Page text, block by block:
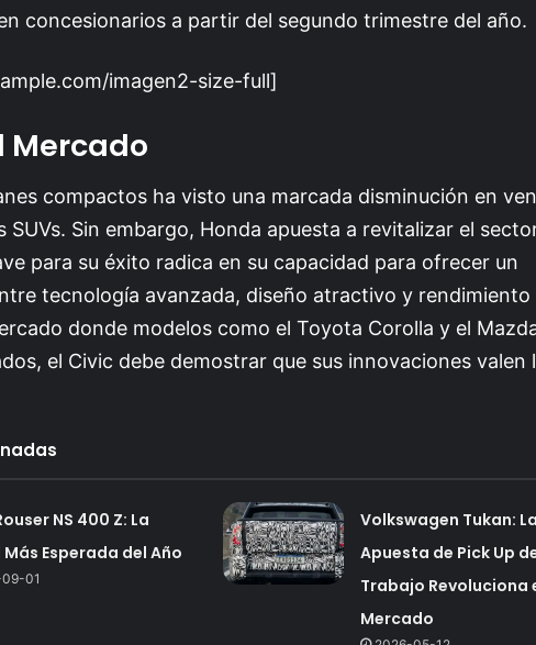
concesionarios a partir del segundo trimestre del año.
imagen2-size-full]
Mercado
compactos ha visto una marcada disminución en
SUVs. Sin embargo, Honda apuesta a revitalizar el
para su éxito radica en su capacidad para ofrecer un
tecnología avanzada, diseño atractivo y rendimiento
donde modelos como el Toyota Corolla y el
el Civic debe demostrar que sus innovaciones valen
NS 400 Z: La
Más Esperada del Año
01
Volkswagen Tukan:
Apuesta de Pick Up
Trabajo Revoluciona
Mercado